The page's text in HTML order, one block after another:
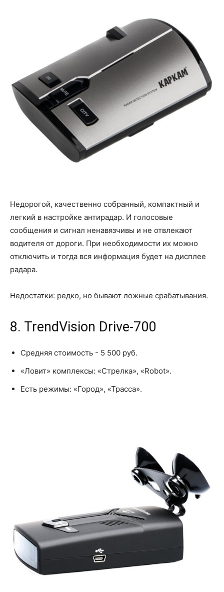
Недорогой, качественно собранный, компактный и
легкий в настройке антирадар. И голосовые
сообщения и сигнал ненавязчивы и не отвлекают
водителя от дороги. При необходимости их можно
отключить и тогда вся информация будет на дисплее
радара.
Недостатки: редко, но бывают ложные срабатывания.
8. TrendVision Drive-700
Средняя стоимость - 5 500 руб.
«Ловит» комплексы: «Стрелка», «Robot».
Есть режимы: «Город», «Трасса».